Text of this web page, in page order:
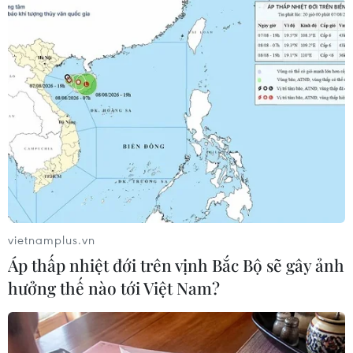
#Tây Nguyên #Nam Bộ
#Đà Nẵng
#Không khí lạnh
Theo dõi VietnamPlus
TIN CÙNG CHUYÊN MỤC
Áp thấp nhiệt đới trên vịnh Bắc Bộ sẽ
gây ảnh hưởng thế nào tới Việt Nam?
vietnamplus.vn
Áp thấp nhiệt đới trên vịnh Bắc Bộ sẽ gây ảnh
hưởng thế nào tới Việt Nam?